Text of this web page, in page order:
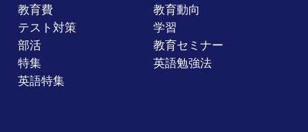
教育費
教育動向
テスト対策
学習
部活
教育セミナー
特集
英語勉強法
英語特集